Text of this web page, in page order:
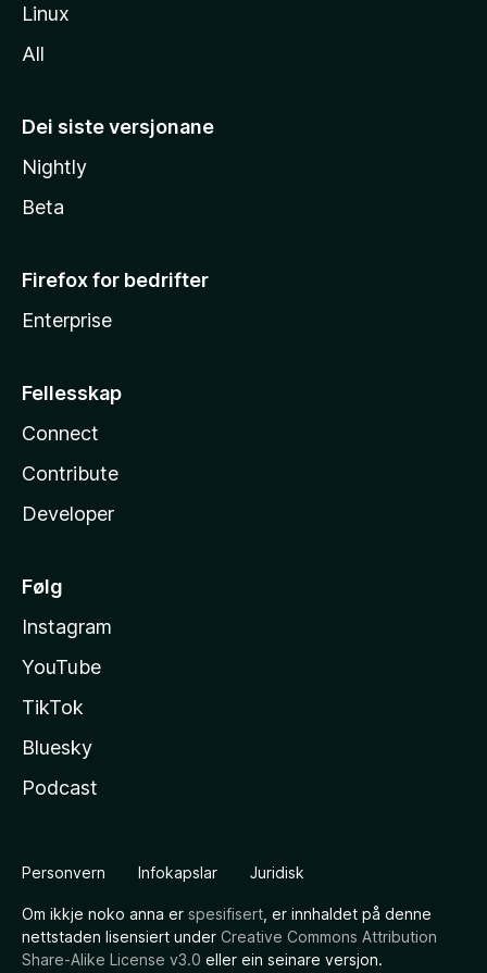
Linux
All
Dei siste versjonane
Nightly
Beta
Firefox for bedrifter
Enterprise
Fellesskap
Connect
Contribute
Developer
Følg
Instagram
YouTube
TikTok
Bluesky
Podcast
Personvern Infokapslar Juridisk
Om ikkje noko anna er spesifisert , er innhaldet på denne
nettstaden lisensiert under Creative Commons Attribution
Share-Alike License v3.0 eller ein seinare versjon.